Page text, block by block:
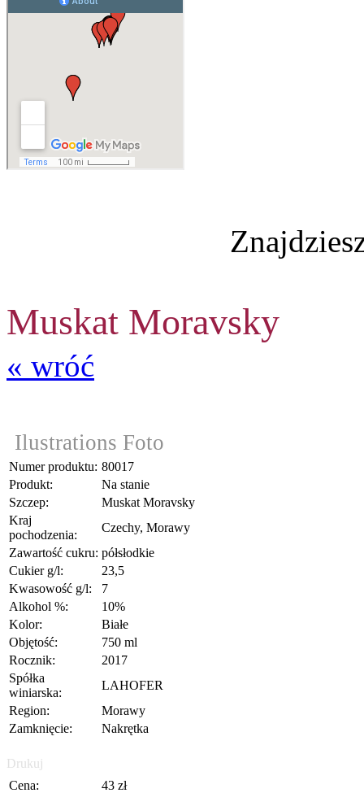
Muskat Moravsky
« wróć
Ilustrations Foto
Numer produktu: 80017
Produkt:
Na stanie
Szczep:
Muskat Moravsky
Kraj
pochodzenia:
Czechy, Morawy
Zawartość cukru: półsłodkie
Cukier g/l:
23,5
Kwasowość g/l:
7
Alkohol %:
10%
Kolor:
Białe
Objętość:
750 ml
Rocznik:
2017
Spółka
winiarska:
LAHOFER
Region:
Morawy
Zamknięcie:
Nakrętka
Drukuj
Cena:
43 zł